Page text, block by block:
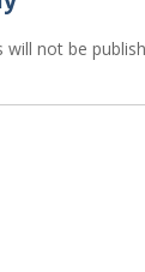
will not be